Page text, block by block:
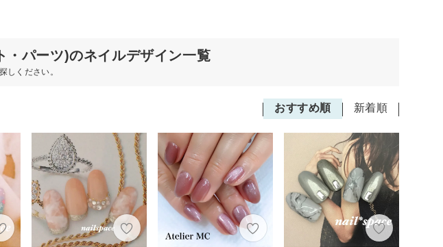
パーツ)のネイルデザイン一覧
しください。
おすすめ順 新着順